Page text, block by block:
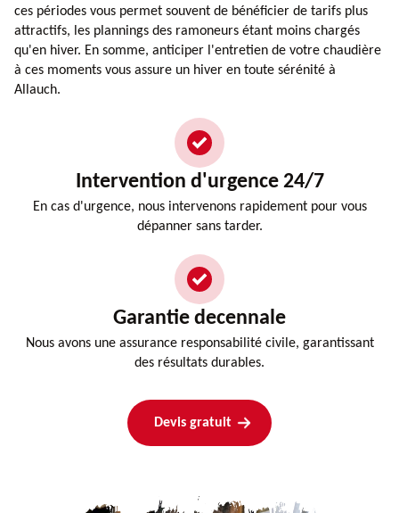
ces périodes vous permet souvent de bénéficier de tarifs plus
attractifs, les plannings des ramoneurs étant moins chargés
qu'en hiver. En somme, anticiper l'entretien de votre chaudière
à ces moments vous assure un hiver en toute sérénité à
Allauch.
Intervention d'urgence 24/7
En cas d'urgence, nous intervenons rapidement pour vous
dépanner sans tarder.
Garantie decennale
Nous avons une assurance responsabilité civile, garantissant
des résultats durables.
Devis gratuit